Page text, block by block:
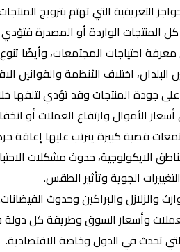
التعريفية التي تهتم بترويج
الواردة أو المصدرة
احتياجات المجتمعات، وأيضًا
اختلاف الأنظمة والقوانين
جودة المنتجات وقد تؤدي لتلفها
أسعار الأموال وارتفاع العملات أو
قضية كبيرة يترتب عليها إعاقة
الايكولوجية، حدوث مشكلات
التغييرات الجوية وتأثير الطقس.
والزلازل والبراكين وحدوث
وأسعار السوق وطريقة كل
تحدث في الدول وخاصة الاقتصادية.